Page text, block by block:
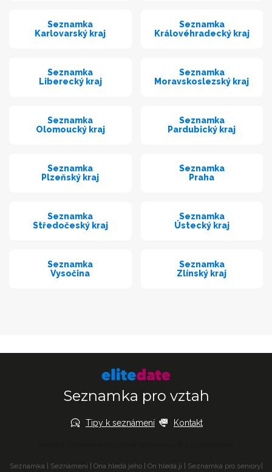
Seznamka
Karlovarský kraj
Seznamka
Královéhradecký kraj
Seznamka
Liberecký kraj
Seznamka
Moravskoslezský kraj
Seznamka
Olomoucký kraj
Seznamka
Pardubický kraj
Seznamka
Plzeňský kraj
Seznamka
Praha
Seznamka
Středočeský kraj
Seznamka
Ústecký kraj
Seznamka
Vysočina
Seznamka
Zlínský kraj
Seznamka pro vztah
Tipy k seznámení Kontakt
Seznamka Seznámení Ona hledá jeho| On hledá ji Seznamka pro seniory